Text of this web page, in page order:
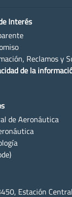
Interés
Reclamos y
de la
de Aeronáutica
Estación Central